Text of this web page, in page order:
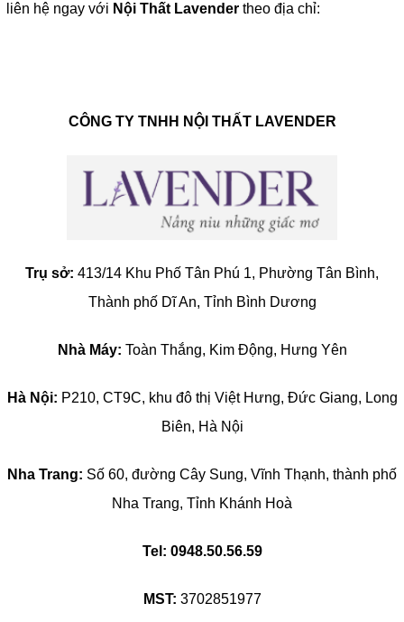
liên hệ ngay với Nội Thất Lavender theo địa chỉ:
CÔNG TY TNHH NỘI THẤT LAVENDER
Trụ sở: 413/14 Khu Phố Tân Phú 1, Phường Tân Bình,
Thành phố Dĩ An, Tỉnh Bình Dương
Nhà Máy: Toàn Thắng, Kim Động, Hưng Yên
Hà Nội: P210, CT9C, khu đô thị Việt Hưng, Đức Giang, Long
Biên, Hà Nội
Nha Trang: Số 60, đường Cây Sung, Vĩnh Thạnh, thành phố
Nha Trang, Tỉnh Khánh Hoà
Tel: 0948.50.56.59
MST: 3702851977